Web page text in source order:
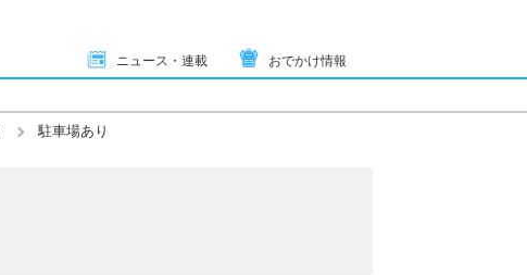
ニュース・連載 おでかけ情報
駐車場あり